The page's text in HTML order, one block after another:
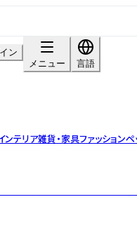
ン
メニュー
言語
ンテリア雑貨・家具ファッションペ